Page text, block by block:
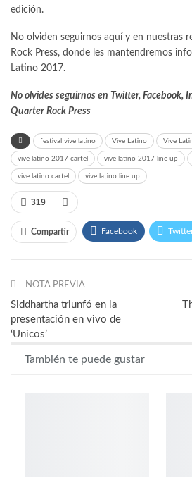
edición.
No olviden seguirnos aquí y en nuestras
Rock Press, donde les mantendremos
Latino 2017.
No olvides seguirnos en Twitter, Facebook,
Quarter Rock Press
festival vive latino Vive Latino Vive
vive latino 2017 cartel vive latino 2017 line up
vive latino cartel vive latino line up
319
Compartir Facebook
NOTA PREVIA
Siddhartha triunfó en la
presentación en vivo de
‘Unicos’
También te puede gustar